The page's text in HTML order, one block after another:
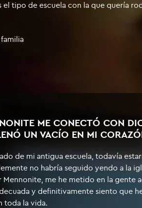
el tipo de escuela con la que quería
ME CONECTÓ CON
UN VACÍO EN MI
de mi antigua escuela, todavía
no habría seguido yendo a la
Mennonite, me he metido en la gente
y definitivamente siento que
toda la vida.